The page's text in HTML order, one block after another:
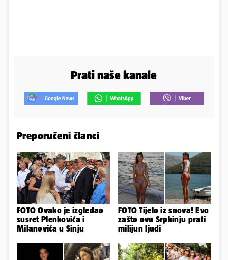
Prati naše kanale
Preporučeni članci
FOTO Ovako je izgledao
susret Plenkovića i
Milanovića u Sinju
FOTO Tijelo iz snova! Evo
zašto ovu Srpkinju prati
milijun ljudi